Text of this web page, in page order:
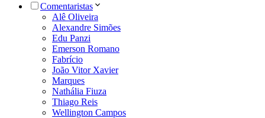
Comentaristas
Alê Oliveira
Alexandre Simões
Edu Panzi
Emerson Romano
Fabrício
João Vitor Xavier
Marques
Nathália Fiuza
Thiago Reis
Wellington Campos